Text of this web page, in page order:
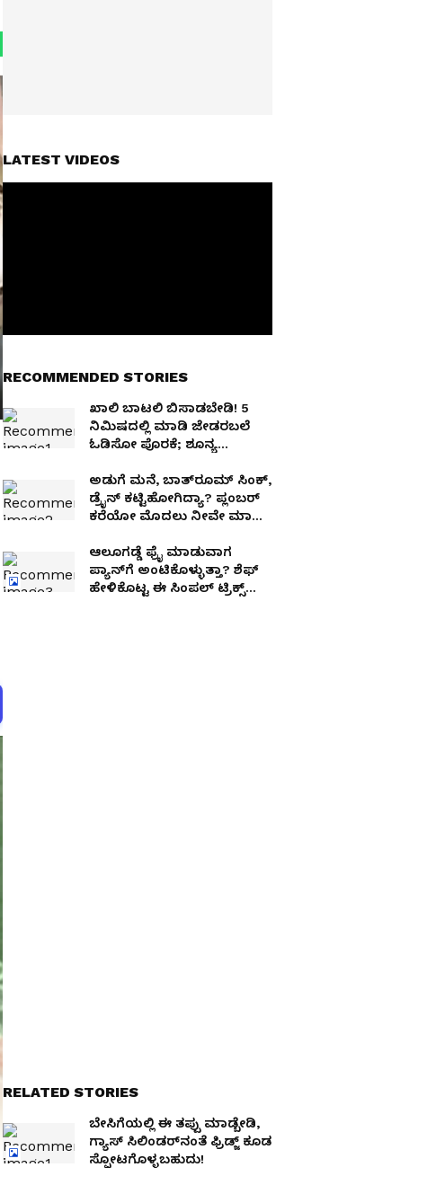
LATEST VIDEOS
RECOMMENDED STORIES
ಖಾಲಿ ಬಾಟಲಿ ಬಿಸಾಡಬೇಡಿ! 5
ನಿಮಿಷದಲ್ಲಿ ಮಾಡಿ ಜೇಡರಬಲೆ
ಓಡಿಸೋ ಪೊರಕೆ; ಶೂನ್ಯ
ಅಡುಗೆ ಮನೆ, ಬಾತ್​ರೂಮ್​ ಸಿಂಕ್,
ಡ್ರೈನ್​​ ಕಟ್ಟಿಹೋಗಿದ್ಯಾ? ಪ್ಲಂಬರ್​ ​
ಕರೆಯೋ ಮೊದಲು ನೀವೇ ಮಾಡಿ
ಆಲೂಗಡ್ಡೆ ಫ್ರೈ ಮಾಡುವಾಗ
ಪ್ಯಾನ್‌ಗೆ ಅಂಟಿಕೊಳ್ಳುತ್ತಾ? ಶೆಫ್
ಹೇಳಿಕೊಟ್ಟ ಈ ಸಿಂಪಲ್ ಟ್ರಿಕ್ಸ್
RELATED STORIES
ಬೇಸಿಗೆಯಲ್ಲಿ ಈ ತಪ್ಪು ಮಾಡ್ಬೇಡಿ,
ಗ್ಯಾಸ್ ಸಿಲಿಂಡರ್‌ನಂತೆ ಫ್ರಿಡ್ಜ್ ಕೂಡ
ಸ್ಫೋಟಗೊಳ್ಳಬಹುದು!